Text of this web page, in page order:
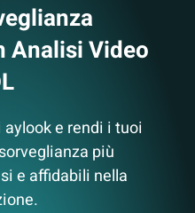
Analisi Video
e rendi i tuoi
più
e affidabili nella